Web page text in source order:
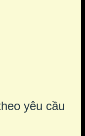
yêu cầu